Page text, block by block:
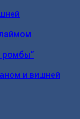
ромбы”
и вишней